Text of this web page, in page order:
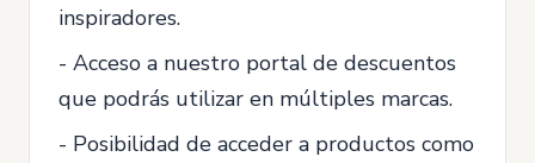
inspiradores.
- Acceso a nuestro portal de descuentos
que podrás utilizar en múltiples marcas.
- Posibilidad de acceder a productos como